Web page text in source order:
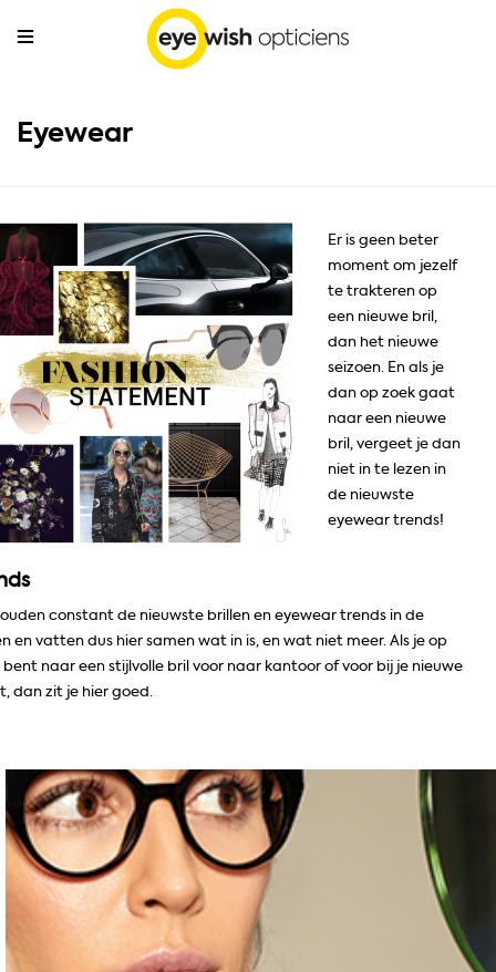
Eyewear
Er is geen beter
moment om jezelf
te trakteren op
een nieuwe bril,
dan het nieuwe
seizoen. En als je
dan op zoek gaat
naar een nieuwe
bril, vergeet je dan
niet in te lezen in
de nieuwste
eyewear trends!
constant de nieuwste brillen en eyewear trends in de
en vatten dus hier samen wat in is, en wat niet meer. Als je op
bent naar een stijlvolle bril voor naar kantoor of voor bij je nieuwe
dan zit je hier goed.